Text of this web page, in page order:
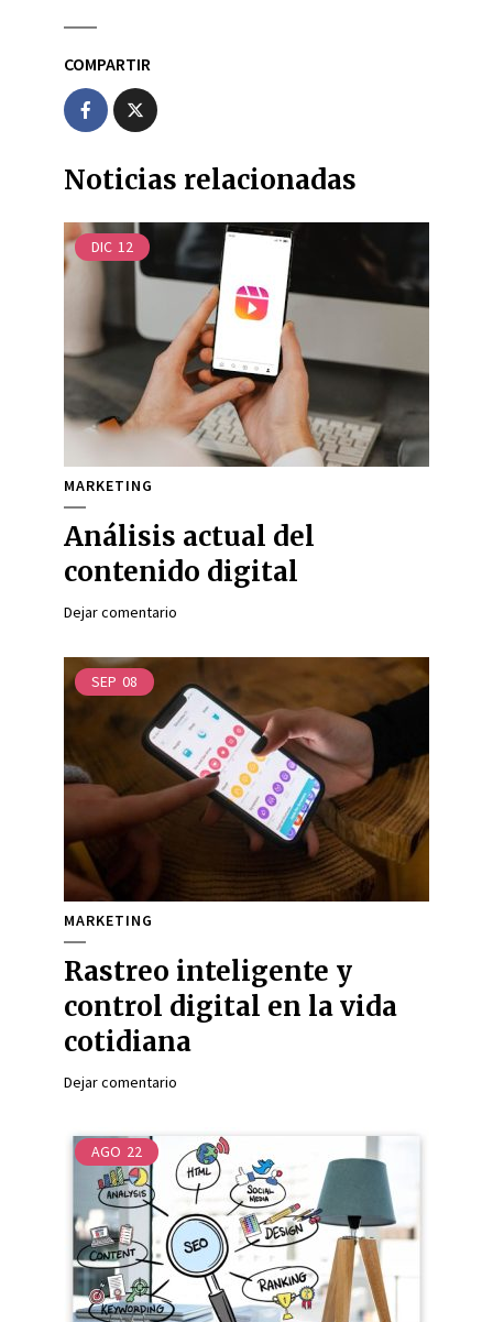
COMPARTIR
Noticias relacionadas
DIC 12
MARKETING
Análisis actual del
contenido digital
Dejar comentario
SEP 08
MARKETING
Rastreo inteligente y
control digital en la vida
cotidiana
Dejar comentario
AGO 22